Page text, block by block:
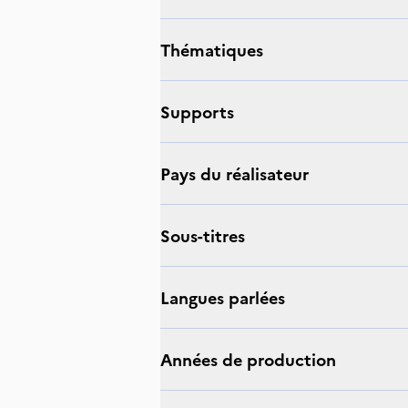
thématiques
supports
Pays du réalisateur
sous-titres
langues parlées
Années de production